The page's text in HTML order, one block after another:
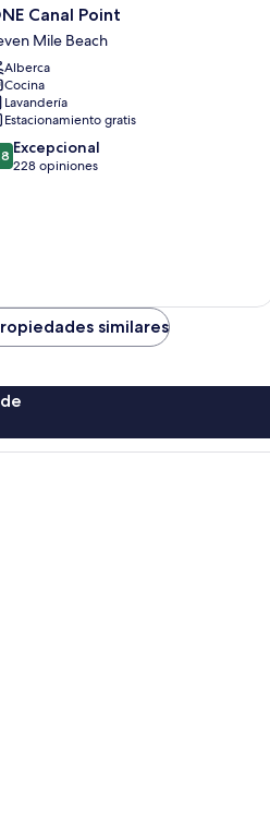
Canal Point
Mile Beach
Alberca
Cocina
Lavandería
Estacionamiento gratis
Excepcional
228 opiniones
similares